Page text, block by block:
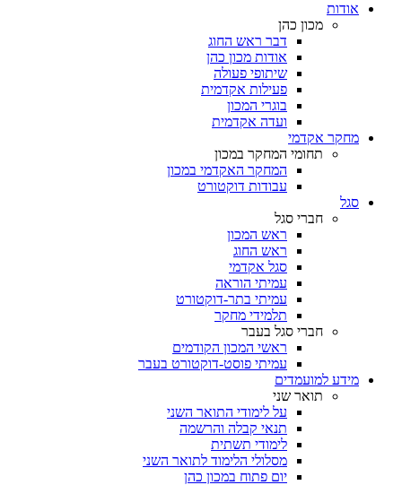
אודות
מכון כהן
דבר ראש החוג
אודות מכון כהן
שיתופי פעולה
פעילות אקדמית
בוגרי המכון
ועדה אקדמית
מחקר אקדמי
תחומי המחקר במכון
המחקר האקדמי במכון
עבודות דוקטורט
סגל
חברי סגל
ראש המכון
ראש החוג
סגל אקדמי
עמיתי הוראה
עמיתי בתר-דוקטורט
תלמידי מחקר
חברי סגל בעבר
ראשי המכון הקודמים
עמיתי פוסט-דוקטורט בעבר
מידע למועמדים
תואר שני
על לימודי התואר השני
תנאי קבלה והרשמה
לימודי תשתית
מסלולי הלימוד לתואר השני
יום פתוח במכון כהן